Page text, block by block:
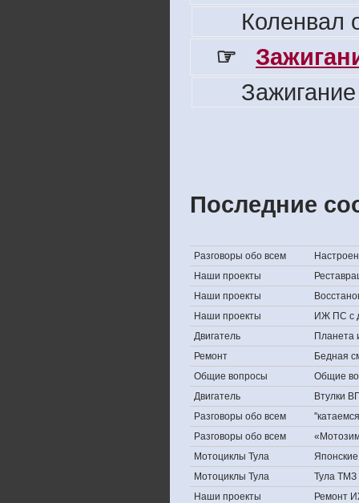
Коленвал
☞
Последние
Разговоры обо всем
Наши проекты
Наши проекты
Наши проекты
ИЖ ПС с
Двигатель
Планета
Ремонт
Бедная
Общие вопросы
Общие
Двигатель
Втулки
Разговоры обо всем
Разговоры обо всем
Мотоциклы Тула
Мотоциклы Тула
Тула ТМЗ
Наши проекты
Ремонт